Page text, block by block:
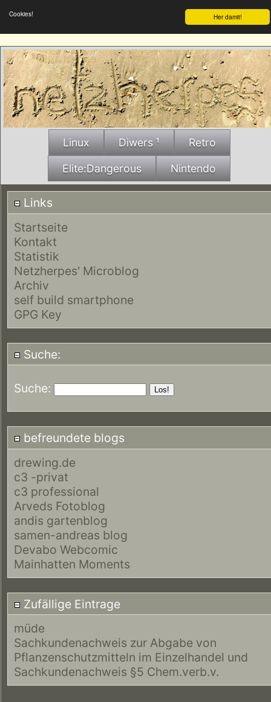
Her damit!
Cookies!
Linux Diwers ¹ Retro
Elite:Dangerous Nintendo
Links
Startseite
Kontakt
Statistik
Netzherpes' Microblog
Archiv
self build smartphone
GPG Key
Suche:
Suche:
befreundete blogs
drewing.de
c3 -privat
c3 professional
Arveds Fotoblog
andis gartenblog
samen-andreas blog
Devabo Webcomic
Mainhatten Moments
Zufällige Eintrage
müde
Sachkundenachweis zur Abgabe von
Pflanzenschutzmitteln im Einzelhandel und
Sachkundenachweis §5 Chem.verb.v.